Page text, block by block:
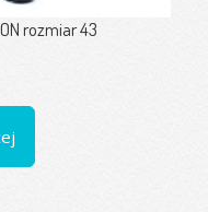
rozmiar 43